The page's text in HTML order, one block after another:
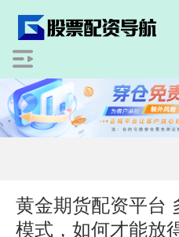
黄金期货配资平台
模式，如何才能放